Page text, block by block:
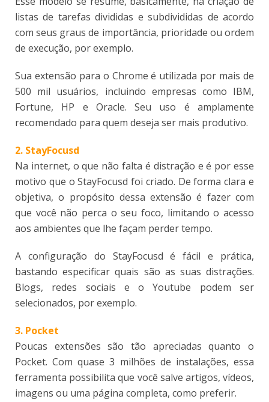
listas de tarefas divididas e subdivididas de acordo
com seus graus de importância, prioridade ou ordem
de execução, por exemplo.
Sua extensão para o Chrome é utilizada por mais de
500 mil usuários, incluindo empresas como IBM,
Fortune, HP e Oracle. Seu uso é amplamente
recomendado para quem deseja ser mais produtivo.
2. StayFocusd
Na internet, o que não falta é distração e é por esse
motivo que o StayFocusd foi criado. De forma clara e
objetiva, o propósito dessa extensão é fazer com
que você não perca o seu foco, limitando o acesso
aos ambientes que lhe façam perder tempo.
A configuração do StayFocusd é fácil e prática,
bastando especificar quais são as suas distrações.
Blogs, redes sociais e o Youtube podem ser
selecionados, por exemplo.
3. Pocket
Poucas extensões são tão apreciadas quanto o
Pocket. Com quase 3 milhões de instalações, essa
ferramenta possibilita que você salve artigos, vídeos,
imagens ou uma página completa, como preferir.